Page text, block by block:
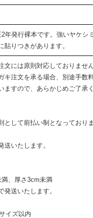
年発行裸本です。強いヤケシ
貼りつきがあります。
には原則対応しておりません
キ注文を承る場合、別途手数
ますので、あらかじめご了承
として前払い制となっておりま
送いたします。
、厚さ3cm未満
発送いたします。
イズ以内